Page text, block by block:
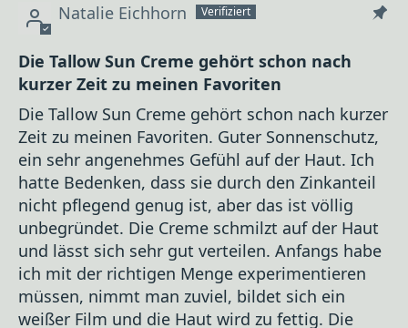
Natalie Eichhorn
Die Tallow Sun Creme gehört schon nach
kurzer Zeit zu meinen Favoriten
Die Tallow Sun Creme gehört schon nach kurzer
Zeit zu meinen Favoriten. Guter Sonnenschutz,
ein sehr angenehmes Gefühl auf der Haut. Ich
hatte Bedenken, dass sie durch den Zinkanteil
nicht pflegend genug ist, aber das ist völlig
unbegründet. Die Creme schmilzt auf der Haut
und lässt sich sehr gut verteilen. Anfangs habe
ich mit der richtigen Menge experimentieren
müssen, nimmt man zuviel, bildet sich ein
weißer Film und die Haut wird zu fettig. Die